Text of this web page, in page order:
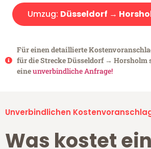
Umzug: Düsseldorf →
Für einen detaillierte
für die Strecke Düsseldorf → Horsholm
eineunverbindliche Anfrage!
Unverbindlichen
Was kostet ein